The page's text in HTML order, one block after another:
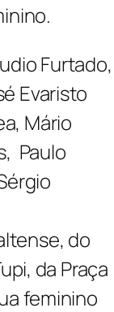
Furtado,
Evaristo
Mário
Paulo
do
da Praça
feminino